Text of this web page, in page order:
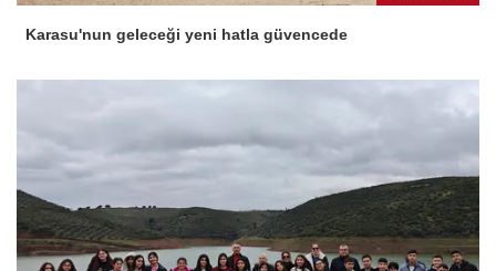
Karasu'nun geleceği yeni hatla güvencede